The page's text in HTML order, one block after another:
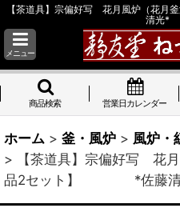
【茶道具】宗偏好写 花月風炉（
清光*
メニュー
商品検索 営業日カレンダー
ホーム > 釜・風炉 > 風炉・
>
【茶道具】宗偏好写 花
品2セット】 *佐藤